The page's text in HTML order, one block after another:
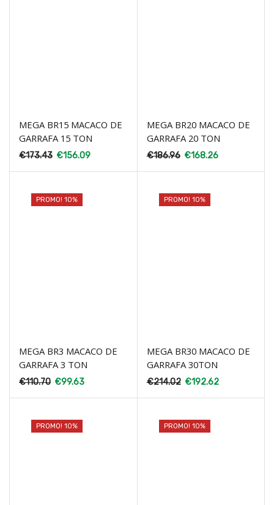
MEGA BR15 MACACO DE
GARRAFA 15 TON
€173.43 €156.09
MEGA BR20 MACACO DE
GARRAFA 20 TON
€186.96 €168.26
PROMO! 10%
MEGA BR3 MACACO DE
GARRAFA 3 TON
€110.70 €99.63
PROMO! 10%
MEGA BR30 MACACO DE
GARRAFA 30TON
€214.02 €192.62
PROMO! 10% PROMO! 10%